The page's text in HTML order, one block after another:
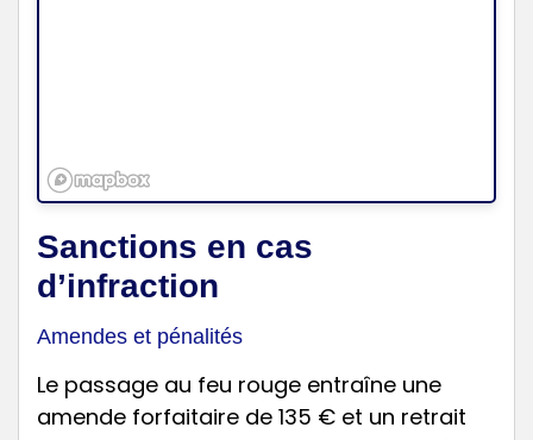
Sanctions en cas
d’infraction
Amendes et pénalités
Le passage au feu rouge entraîne une
amende forfaitaire de 135 € et un retrait